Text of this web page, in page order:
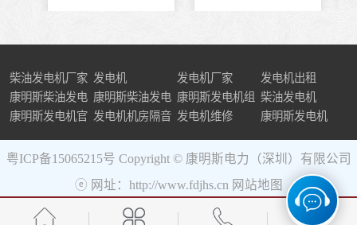
柴油发电机厂家 发电机 发电机厂家
发电机出租
康明斯柴油发电
机组
康明斯柴油发电
机
康明斯发电机组 柴油发电机
康明斯发电机官 发电机机房隔音 发电机维修 康明斯发电机
粤ICP备15065215号 Copyright © 康明斯电力（深圳）有限公司
ⓔ 网址：http://www.fdjhs.cn 网站地图